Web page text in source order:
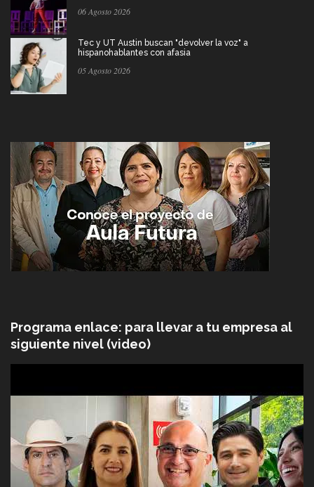
06 Agosto 2026
Tec y UT Austin buscan "devolver la voz" a
hispanohablantes con afasia
05 Agosto 2026
Programa enlace: para llevar a tu empresa al
siguiente nivel (video)